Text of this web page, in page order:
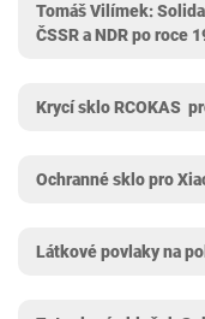
Tomáš Vilímek:
ČSSR a NDR po roce
Krycí sklo RCOKAS
Ochranné sklo pro
Látkové povlaky na